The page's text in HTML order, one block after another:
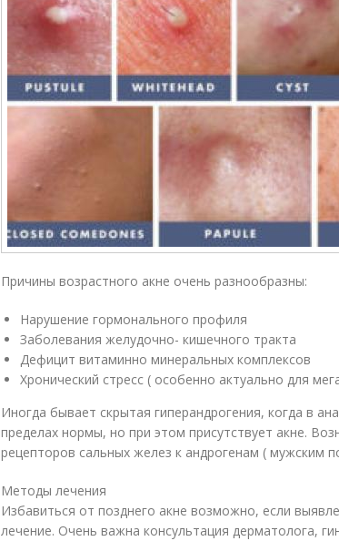
Причины возрастного акне очень разнообразны:
Нарушение гормонального профиля
Заболевания желудочно- кишечного тракта
Дефицит витаминно минеральных комплексов
Хронический стресс ( особенно актуально для
Иногда бывает скрытая гиперандрогения, когда в
пределах нормы, но при этом присутствует акне.
рецепторов сальных желез к андрогенам ( мужским
Методы лечения
Избавиться от позднего акне возможно, если
лечение. Очень важна консультация дерматолога,